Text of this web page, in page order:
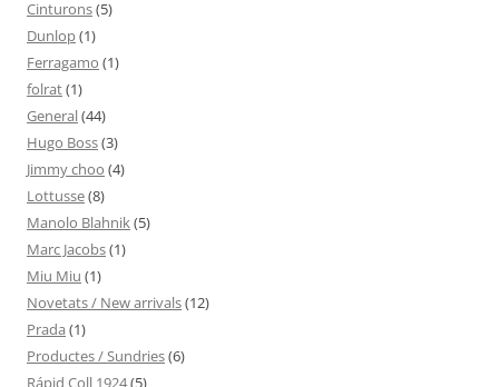
Cinturons(5)
Dunlop(1)
Ferragamo (1)
folrat(1)
General(44)
Hugo Boss(3)
Jimmy choo (4)
Lottusse(8)
Manolo Blahnik(5)
Marc Jacobs(1)
Miu Miu (1)
Novetats / New arrivals(12)
Prada (1)
Productes / Sundries(6)
Rápid Coll 1924(5)